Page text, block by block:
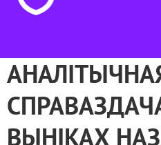
ВЫНІКАХ